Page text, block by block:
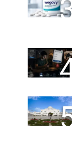
3
4
5